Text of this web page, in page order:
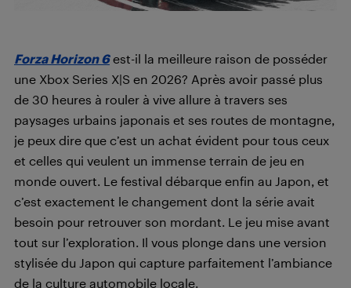
Forza Horizon 6est-il la meilleure raison de posséder
une Xbox Series X|S en 2026? Après avoir passé plus
de 30 heures à rouler à vive allure à travers ses
paysages urbains japonais et ses routes de montagne,
je peux dire que c’est un achat évident pour tous ceux
et celles qui veulent un immense terrain de jeu en
monde ouvert. Le festival débarque enfin au Japon, et
c’est exactement le changement dont la série avait
besoin pour retrouver son mordant. Le jeu mise avant
tout sur l’exploration. Il vous plonge dans une version
stylisée du Japon qui capture parfaitement l’ambiance
de la culture automobile locale.